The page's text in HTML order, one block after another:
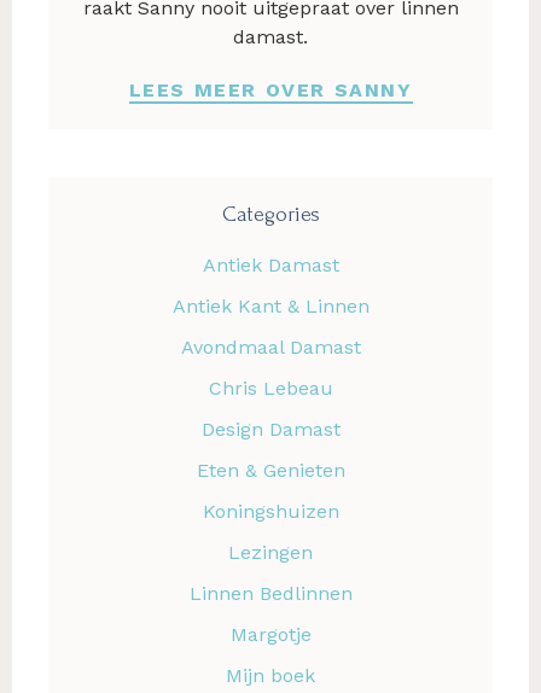
raakt Sanny nooit uitgepraat over linnen
damast.
LEES MEER OVER SANNY
Categories
Antiek Damast
Antiek Kant & Linnen
Avondmaal Damast
Chris Lebeau
Design Damast
Eten & Genieten
Koningshuizen
Lezingen
Linnen Bedlinnen
Margotje
Mijn boek